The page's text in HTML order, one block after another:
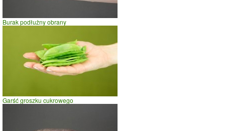
Burak podłużny obrany
Garść groszku cukrowego